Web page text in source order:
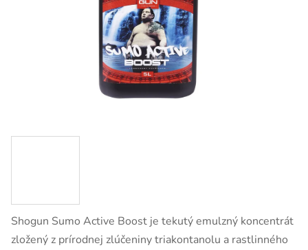
Shogun Sumo Active Boost je tekutý emulzný koncentrát
zložený z prírodnej zlúčeniny triakontanolu a rastlinného